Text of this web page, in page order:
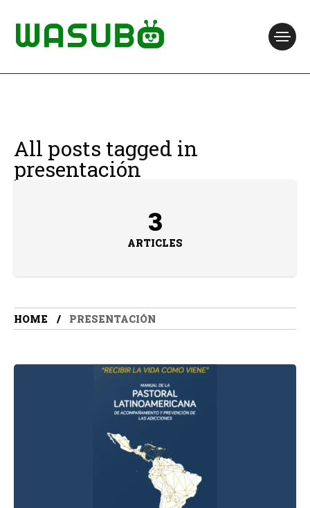
All posts tagged in
presentación
3
ARTICLES
HOME PRESENTACIÓN